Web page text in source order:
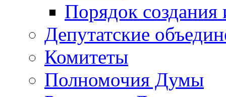
Порядок создания
Депутатские
Комитеты
Полномочия Думы